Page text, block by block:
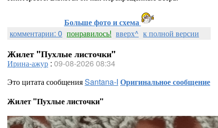
Больше фото и схема
комментарии: 0 понравилось! вверх^ к полной версии
Жилет "Пухлые листочки"
Ирина-ажур : 09-08-2026 08:34
Это цитата сообщенияSantana-I Оригинальное сообщение
Жилет "Пухлые листочки"